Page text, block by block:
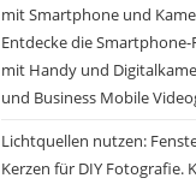
mit Smartphone und
Entdecke die
mit Handy und
und Business Mobile
Lichtquellen nutzen:
Kerzen für DIY Fotografie.